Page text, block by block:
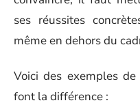
ses réussites
même en dehors du
Voici des exemples
font la différence :